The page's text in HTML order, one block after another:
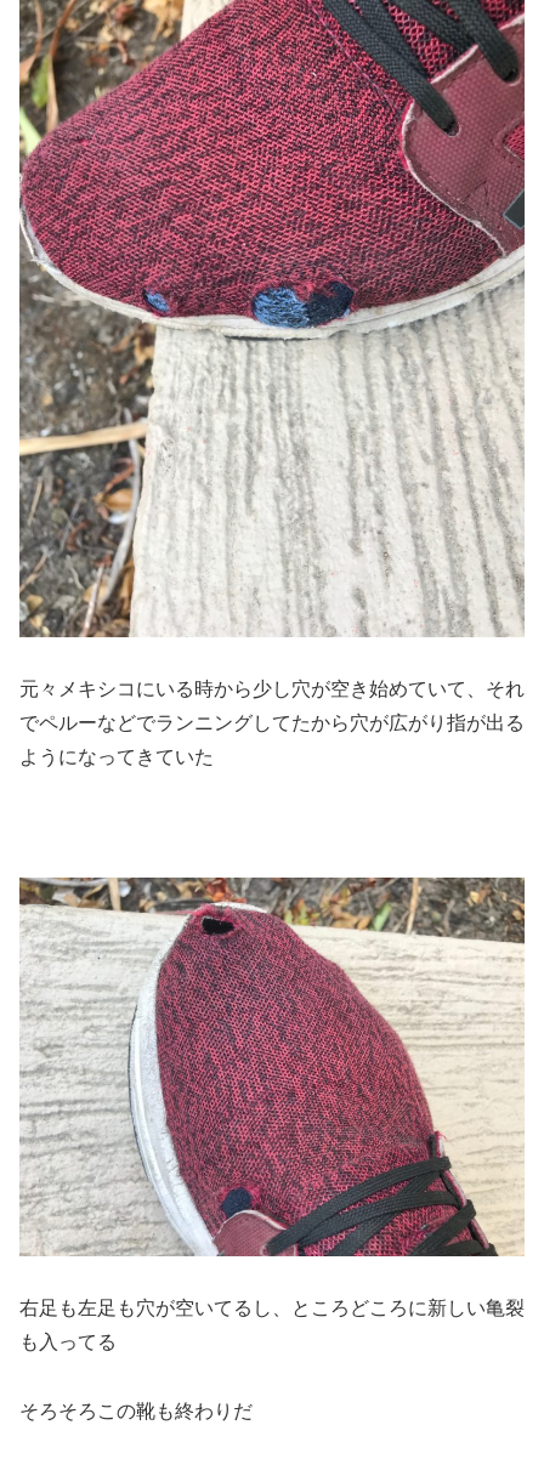
元々メキシコにいる時から少し穴が空き始めていて、それ
でペルーなどでランニングしてたから穴が広がり指が出る
ようになってきていた
右足も左足も穴が空いてるし、ところどころに新しい亀裂
も入ってる
そろそろこの靴も終わりだ